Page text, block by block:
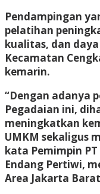
Pendampingan
pelatihan
kualitas, dan
Kecamatan
kemarin.
“Dengan adanya
Pegadaian ini,
meningkatkan
UMKM sekaligus
kata Pemimpin
Endang Pertiwi,
Area Jakarta